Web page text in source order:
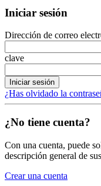
Iniciar sesión
Dirección de correo
clave
Iniciar sesión
¿Has olvidado la
¿No tiene cuenta?
Con una cuenta, puede
descripción general de
Crear una cuenta